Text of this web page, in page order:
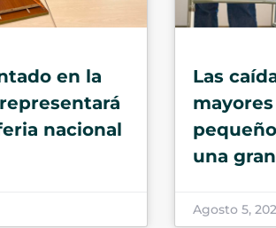
en la
nacional
Las
una
Agosto 5,